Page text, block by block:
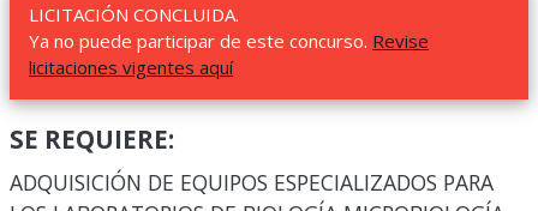
LICITACIÓN CONCLUIDA.
Ya no puede participar de este concurso. Revise
licitaciones vigentes aquí
SE REQUIERE:
ADQUISICIÓN DE EQUIPOS ESPECIALIZADOS PARA